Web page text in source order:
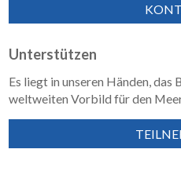
Unterstützen
Es liegt in unseren Händen, das
weltweiten Vorbild für den